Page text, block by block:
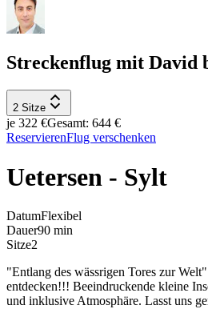
Streckenflug mit David
2 Sitze
je 322 €Gesamt: 644 €
ReservierenFlug verschenken
Uetersen - Sylt
DatumFlexibel
Dauer90 min
Sitze2
"Entlang des wässrigen Tores zur
entdecken!!! Beeindruckende kleine
und inklusive Atmosphäre. Lasst uns